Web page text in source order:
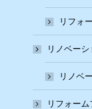
リフォ
リノベーシ
リノベ
リフォー